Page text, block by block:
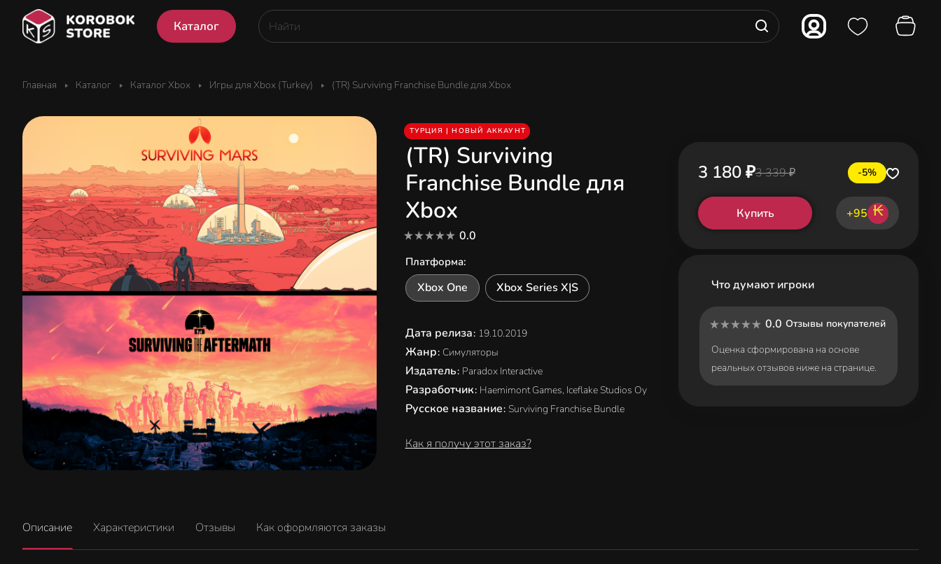
Каталог
Главная Каталог Каталог Xbox Игры для Xbox (Turkey) (TR) Surviving Franchise Bundle для Xbox
ТУРЦИЯ | НОВЫЙ АККАУНТ
(TR) Surviving
Franchise Bundle для
Xbox
0.0
Платформа:
Xbox One Xbox Series X|S
Дата релиза: 19.10.2019
Жанр: Симуляторы
Издатель: Paradox Interactive
Разработчик: Haemimont Games, Iceflake Studios Oy
Русское название: Surviving Franchise Bundle
Как я получу этот заказ?
3 180 ₽3 339 ₽ -5%
Купить +95 ₭
Что думают игроки
0.0 Отзывы покупателей
Оценка сформирована на основе
реальных отзывов ниже на странице.
Описание Характеристики Отзывы Как оформляются заказы